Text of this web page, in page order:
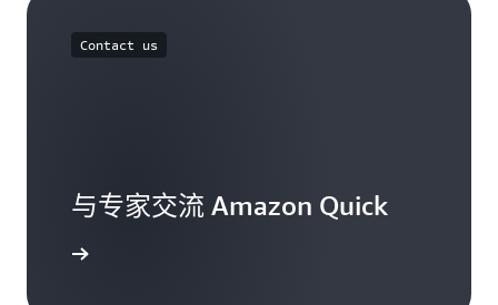
Contact us
与专家交流 Amazon Quick